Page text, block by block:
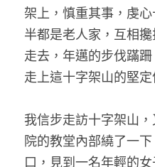
架上，慎重其事，虔
半都是老人家，互相
走去，年邁的步伐蹣
走上這十字架山的堅
我信步走訪十字架山
院的教堂內部繞了一
口，見到一名年輕的